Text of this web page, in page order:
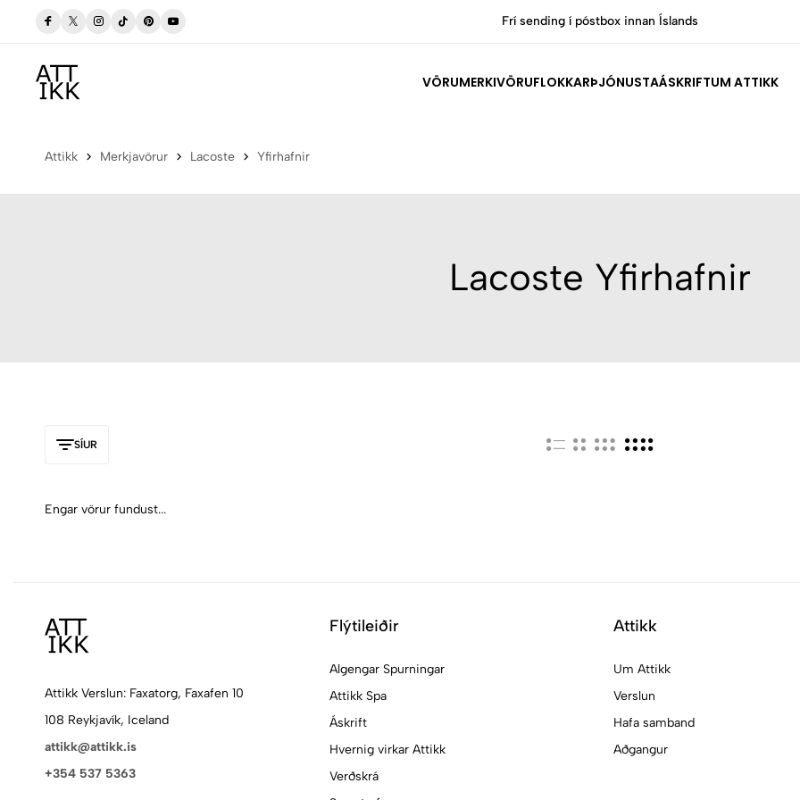
Verslaðu merkjavöru á afslætti Frí sending í póstbox innan Íslands
VÖRUMERKIVÖRUFLOKKARÞJÓNUSTAÁSKRIFTUM ATTIKK
Attikk Merkjavörur Lacoste Yfirhafnir
Lacoste Yfirhafnir
SÍUR
Engar vörur fundust...
Attikk Verslun: Faxatorg, Faxafen 10
108 Reykjavík, Iceland
attikk@attikk.is
+354 537 5363
Flýtileiðir
Algengar Spurningar
Attikk Spa
Áskrift
Hvernig virkar Attikk
Verðskrá
Attikk
Um Attikk
Verslun
Hafa samband
Aðgangur